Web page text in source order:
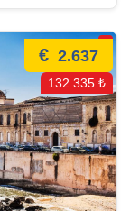
€ 2.637
132.335 ₺